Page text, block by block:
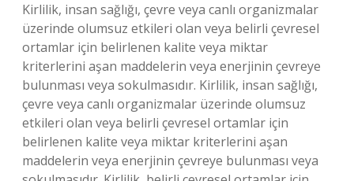
Kirlilik, insan sağlığı, çevre veya canlı organizmalar
üzerinde olumsuz etkileri olan veya belirli çevresel
ortamlar için belirlenen kalite veya miktar
kriterlerini aşan maddelerin veya enerjinin çevreye
bulunması veya sokulmasıdır. Kirlilik, insan sağlığı,
çevre veya canlı organizmalar üzerinde olumsuz
etkileri olan veya belirli çevresel ortamlar için
belirlenen kalite veya miktar kriterlerini aşan
maddelerin veya enerjinin çevreye bulunması veya